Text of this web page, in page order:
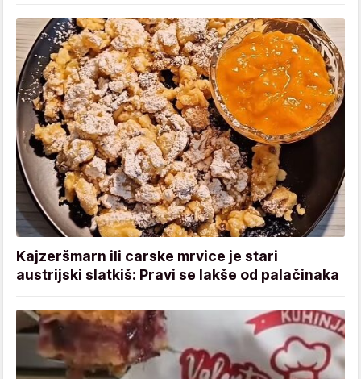
Kajzeršmarn ili carske mrvice je stari
austrijski slatkiš: Pravi se lakše od palačinaka